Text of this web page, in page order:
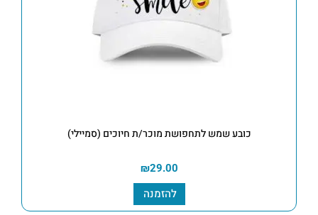
כובע שמש לתחפושת מוכר/ת חיוכים (סמיילי)
₪29.00
להזמנה